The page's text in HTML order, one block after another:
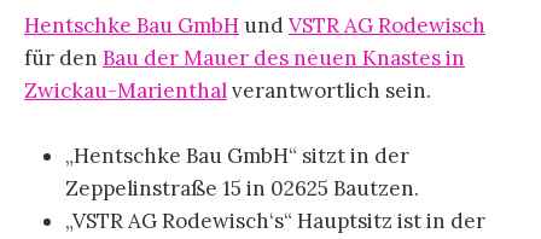
Hentschke Bau GmbH undVSTR AG Rodewisch
für den Bau der Mauer des neuen Knastes in
Zwickau-Marienthalverantwortlich sein.
„Hentschke Bau GmbH“ sitzt in der
Zeppelinstraße 15 in 02625 Bautzen.
„VSTR AG Rodewisch‘s“ Hauptsitz ist in der